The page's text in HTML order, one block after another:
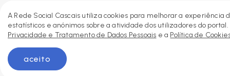
A Rede Social Cascais utiliza cookies para melhorar a
estatísticos e anónimos sobre a atividade dos utilizadores do
Privacidade e Tratamento de Dados Pessoais e a Política de
aceito